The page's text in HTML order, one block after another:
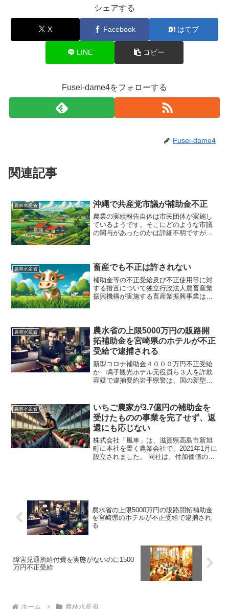
シェアする
X Facebook はてブ
LINE コピー
Fusei-dame4をフォローする
Fusei-dame4
関連記事
農林水産省 沖縄で共産党市議が補助金不正
農業の実績報告自体は市民団体が実施し
ているようです。そこにどのような市議
の関与があったのかは詳細不明ですが、
議員を、補助金を不正...
農林水産省 畜産でも不正は許されない
補助金等の不正受給及び不正使用等に対
する措置について独立行政法人農畜産業
振興機構が実施する畜産業振興事業は、
畜産業振興事業...
農林水産省
農水省の上限5000万円の販路開
拓補助金を宮崎県のホテルが不正
受給で逮捕される
新型コロナ補助金４０００万円不正受給
か 鳴子観光ホテル元役員ら３人を詐欺
容疑で逮捕要約岩手県警は、国の新型コ
役員大沼孝晶（41歳）、岩手県雫石町の
鶯宿温泉の長栄館社長照井...
農林水産省
いちご農家が3.7億円の補助金を
受けたものの事業を完了せず、返
還にも応じない
株式会社「風車」は、滋賀県高島市新旭
町に本社を置く農業会社で、2021年1月に
設立されました。 ​同社は、付加価値の高
農水省の上限5000万円の販路開拓補助金
を宮崎県のホテルが不正受給で逮捕され
る
障害児通所給付費を実態がないのに1500
万円不正受給
ホーム 農林水産省